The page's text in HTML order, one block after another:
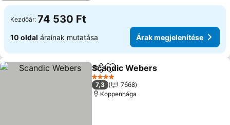
Kezdőár: 74 530 Ft
10 oldal árainak mutatása Árak megjelenítése
Megosztás
Hozzáadás a kedvencekhez
Scandic Webers
4 Kategória
7,3
7668
Koppenhága